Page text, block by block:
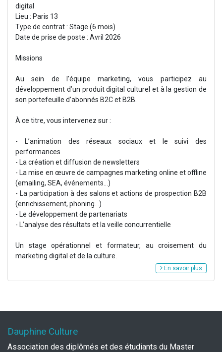
digital
Lieu : Paris 13
Type de contrat : Stage (6 mois)
Date de prise de poste : Avril 2026
Missions
Au sein de l’équipe marketing, vous participez au
développement d’un produit digital culturel et à la gestion de
son portefeuille d’abonnés B2C et B2B.
À ce titre, vous intervenez sur :
- L’animation des réseaux sociaux et le suivi des
performances
- La création et diffusion de newsletters
- La mise en œuvre de campagnes marketing online et offline
(emailing, SEA, événements…)
- La participation à des salons et actions de prospection B2B
(enrichissement, phoning...)
- Le développement de partenariats
- L’analyse des résultats et la veille concurrentielle
Un stage opérationnel et formateur, au croisement du
marketing digital et de la culture.
En savoir plus
Dauphine Culture
Association des diplômés et des étudiants du Master